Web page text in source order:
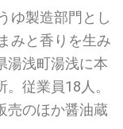
ゆ製造部門とし
みと香りを生み
湯浅町湯浅に本
従業員18人。
売のほか醤油蔵